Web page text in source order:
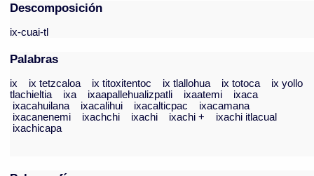
Descomposición
ix-cuai-tl
Palabras
ix ix tetzcaloa ix titoxitentoc ix tlallohua ix totoca
ix yollo
tlachieltia
ixa ixaapallehualizpatli ixaatemi
ixaca
ixacahuilana
ixacalihui ixacalticpac
ixacamana
ixacanenemi
ixachchi ixachi ixachi +
ixachi itlacual
ixachicapa